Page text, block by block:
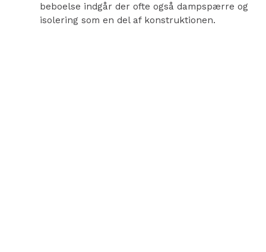
beboelse indgår der ofte også dampspærre og
isolering som en del af konstruktionen.